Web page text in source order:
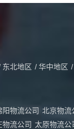
东北地区 / 华中地区 /
阳物流公司 北京物流
物流公司 太原物流公